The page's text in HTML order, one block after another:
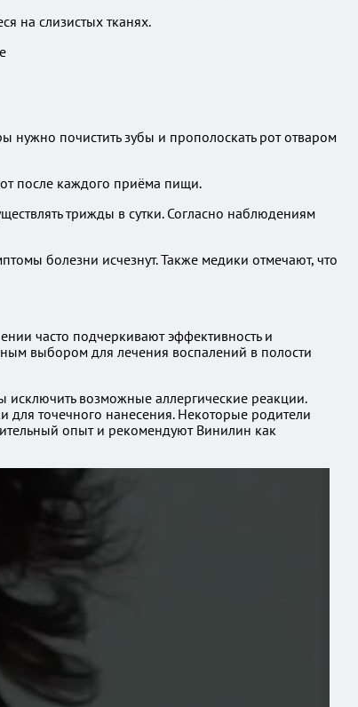
на слизистых тканях.
почистить зубы и прополоскать рот отваром
после каждого приёма пищи.
трижды в сутки. Согласно наблюдениям
болезни исчезнут. Также медики отмечают, что
часто подчеркивают эффективность и
выбором для лечения воспалений в полости
исключить возможные аллергические реакции.
для точечного нанесения. Некоторые родители
опыт и рекомендуют Винилин как